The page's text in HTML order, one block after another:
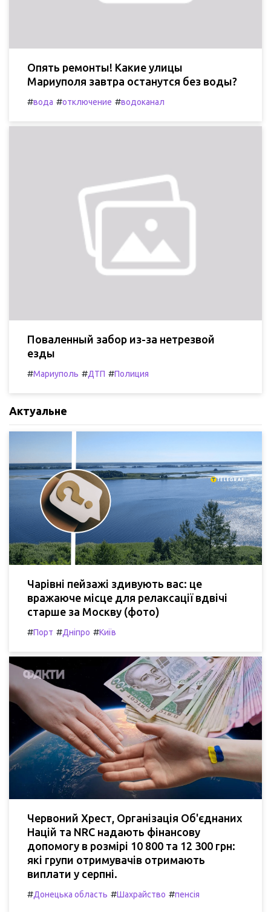
Опять ремонты! Какие улицы
Мариуполя завтра останутся без воды?
#вода #отключение #водоканал
Поваленный забор из-за нетрезвой
езды
#Мариуполь #ДТП #Полиция
Актуальне
Чарівні пейзажі здивують вас: це
вражаюче місце для релаксації вдвічі
старше за Москву (фото)
#Порт #Дніпро #Київ
Червоний Хрест, Організація Об'єднаних
Націй та NRC надають фінансову
допомогу в розмірі 10 800 та 12 300 грн:
які групи отримувачів отримають
виплати у серпні.
#Донецька область #Шахрайство #пенсія